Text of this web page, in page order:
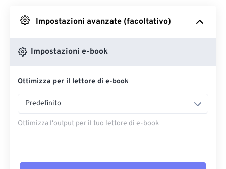
Da Google Drive
Impostazioni avanzate (facoltativo)
Impostazioni e-book
Ottimizza per il lettore di e-book
Predefinito
Ottimizza l'output per il tuo lettore di e-book